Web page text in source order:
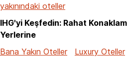
yakınındaki oteller
IHG'yi Keşfedin: Rahat
Yerlerine
Bana Yakın Oteller
Luxury Oteller